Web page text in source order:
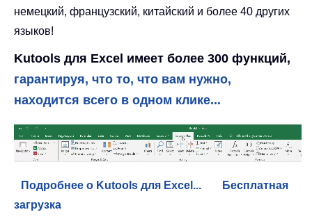
немецкий, французский, китайский и более 40 других
языков!
Kutools для Excel имеет более 300 функций,
гарантируя, что то, что вам нужно,
находится всего в одном клике...
Подробнее о Kutools для Excel...
Бесплатная
загрузка